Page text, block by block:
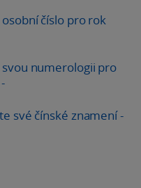
číslo pro rok
numerologii pro
-
své čínské znamení-